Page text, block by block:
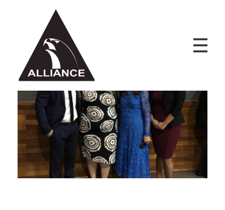
Alliance Jiu Jitsu Fortaleza
Equipe Alliance Jiu Jitsu Fortaleza